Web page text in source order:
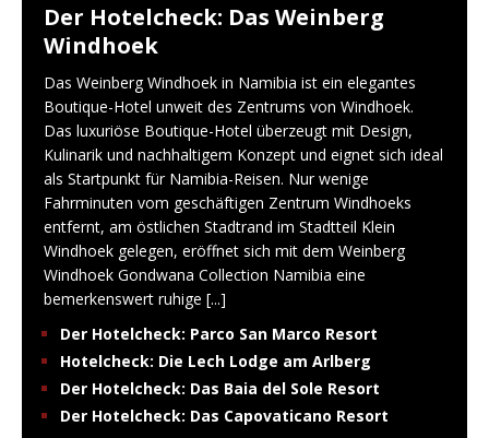
Der Hotelcheck: Das Weinberg
Windhoek
Das Weinberg Windhoek in Namibia ist ein elegantes
Boutique-Hotel unweit des Zentrums von Windhoek.
Das luxuriöse Boutique-Hotel überzeugt mit Design,
Kulinarik und nachhaltigem Konzept und eignet sich ideal
als Startpunkt für Namibia-Reisen. Nur wenige
Fahrminuten vom geschäftigen Zentrum Windhoeks
entfernt, am östlichen Stadtrand im Stadtteil Klein
Windhoek gelegen, eröffnet sich mit dem Weinberg
Windhoek Gondwana Collection Namibia eine
bemerkenswert ruhige [...]
Der Hotelcheck: Parco San Marco Resort
Hotelcheck: Die Lech Lodge am Arlberg
Der Hotelcheck: Das Baia del Sole Resort
Der Hotelcheck: Das Capovaticano Resort